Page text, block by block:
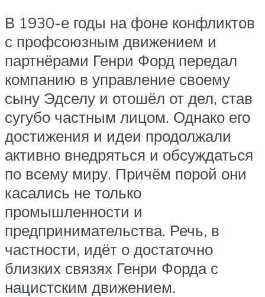
В 1930-е годы на фоне конфликтов
с профсоюзным движением и
партнёрами Генри Форд передал
компанию в управление своему
сыну Эдселу и отошёл от дел, став
сугубо частным лицом. Однако его
достижения и идеи продолжали
активно внедряться и обсуждаться
по всему миру. Причём порой они
касались не только
промышленности и
предпринимательства. Речь, в
частности, идёт о достаточно
близких связях Генри Форда с
нацистским движением.